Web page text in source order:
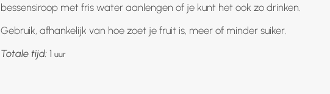
bessensiroop met fris water aanlengen of je kunt het ook zo drinken.
Gebruik, afhankelijk van hoe zoet je fruit is, meer of minder suiker.
Totale tijd: 1 uur
uur